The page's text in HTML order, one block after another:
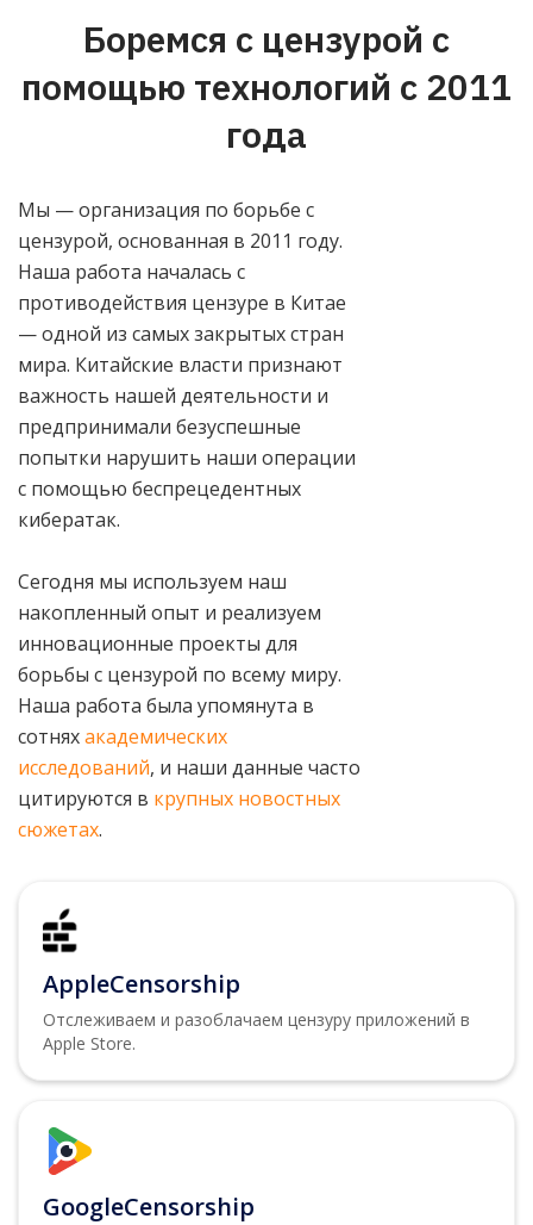
локальным сервисам и к свободному
интернету. Функция доступна в России, Китае,
Иране и Туркменистане.
Боремся с цензурой с
помощью технологий с 2011
года
Мы — организация по борьбе с
цензурой, основанная в 2011 году.
Наша работа началась с
противодействия цензуре в Китае
— одной из самых закрытых стран
мира. Китайские власти признают
важность нашей деятельности и
предпринимали безуспешные
попытки нарушить наши операции
с помощью беспрецедентных
кибератак.
Сегодня мы используем наш
накопленный опыт и реализуем
инновационные проекты для
борьбы с цензурой по всему миру.
Наша работа была упомянута в
сотняхакадемических
исследований, и наши данные часто
цитируются в крупных новостных
сюжетах.
AppleCensorship
Отслеживаем и разоблачаем цензуру приложений в
Apple Store.
GoogleCensorship